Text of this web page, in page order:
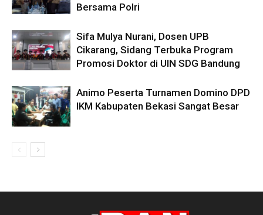
Bersama Polri
Sifa Mulya Nurani, Dosen UPB
Cikarang, Sidang Terbuka Program
Promosi Doktor di UIN SDG Bandung
Animo Peserta Turnamen Domino DPD
IKM Kabupaten Bekasi Sangat Besar